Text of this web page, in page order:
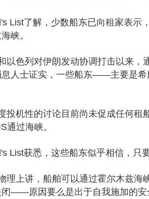
List了解，少数船东已向租家表示
峡。
以色列对伊朗发动协调打击以来，
息人士证实，一些船东——主要是
投机性的讨论目前尚未促成任何租
通过海峡。
List获悉，这些船东似乎相信，只
理上讲，船舶可以通过霍尔木兹海
闭——原因要么是出于自我施加的安